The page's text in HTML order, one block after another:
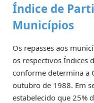
Índice de
Municípios
Os repasses aos
os respectivos Índices
conforme determina a
outubro de 1988. Em
estabelecido que 25%